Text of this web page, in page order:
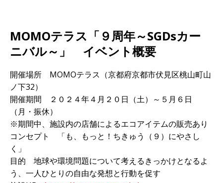
MOMOテラス「９周年～SGDsカー
ニバル～」 イベント概要
開催場所 MOMOテラス（京都府京都市伏見区桃山町山
ノ下32）
開催期間 ２０２４年４月２０日（土）～５月６日
（月・振休）
※期間中、施設内の店舗によるエコアイテムの販売あり
コンセプト 「も、もっと！ちきゅう（９）にやさし
く」
目的 地球や環境問題について考えるきっかけとなるよ
う、一人ひとりの自由な発想と行動を促す